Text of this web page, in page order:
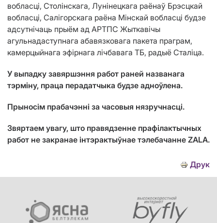
вобласці, Столінскага, Лунінецкага раёнаў Брэсцкай
вобласці, Салігорскага раёна Мінскай вобласці будзе
адсутнічаць прыём ад АРТПС Жыткавічы
агульнадаступнага абавязковага пакета праграм,
камерцыйнага эфірнага лічбавага ТБ, радыё Сталіца.
У выпадку завяршэння работ раней названага
тэрміну, праца перадатчыка будзе адноўлена.
Прыносім прабачэнні за часовыя нязручнасці.
Звяртаем увагу, што правядзенне прафілактычных
работ не закранае інтэрактыўнае тэлебачанне ZALA.
Друк